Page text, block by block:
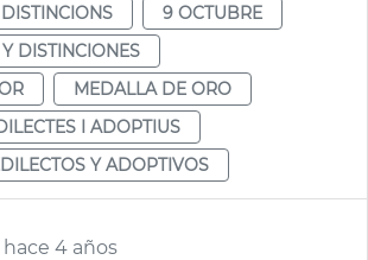
9 OCTUBRE
DISTINCIONES
MEDALLA DE ORO
I ADOPTIUS
Y ADOPTIVOS
4 años